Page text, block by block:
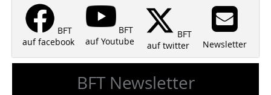
BFT
auf facebook
BFT
auf Youtube
BFT
auf twitter
Newsletter
BFT Newsletter